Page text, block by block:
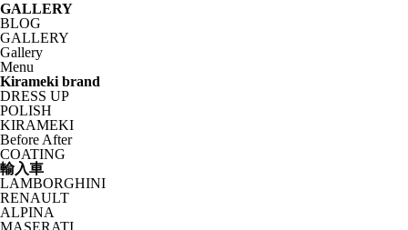
GALLERY
BLOG
GALLERY
Gallery
Menu
Kirameki brand
DRESS UP
POLISH
KIRAMEKI
Before After
COATING
輸入車
LAMBORGHINI
RENAULT
ALPINA
MASERATI